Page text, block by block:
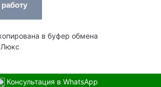
в буфер обмена
Консультация в WhatsApp